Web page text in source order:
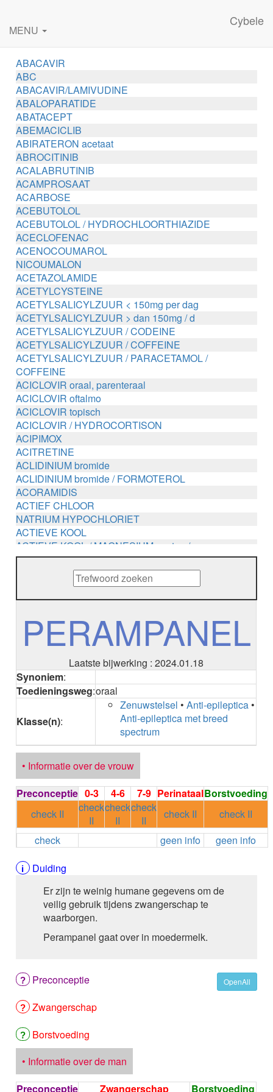
Cybele
MENU
ABACAVIR
ABC
ABACAVIR/LAMIVUDINE
ABALOPARATIDE
ABATACEPT
ABEMACICLIB
ABIRATERON acetaat
ABROCITINIB
ACALABRUTINIB
ACAMPROSAAT
ACARBOSE
ACEBUTOLOL
ACEBUTOLOL / HYDROCHLOORTHIAZIDE
ACECLOFENAC
ACENOCOUMAROL
NICOUMALON
ACETAZOLAMIDE
ACETYLCYSTEINE
ACETYLSALICYLZUUR < 150mg per dag
ACETYLSALICYLZUUR > dan 150mg / d
ACETYLSALICYLZUUR / CODEINE
ACETYLSALICYLZUUR / COFFEINE
ACETYLSALICYLZUUR / PARACETAMOL /
COFFEINE
ACICLOVIR oraal, parenteraal
ACICLOVIR oftalmo
ACICLOVIR topisch
ACICLOVIR / HYDROCORTISON
ACIPIMOX
ACITRETINE
ACLIDINIUM bromide
ACLIDINIUM bromide / FORMOTEROL
ACORAMIDIS
ACTIEF CHLOOR
NATRIUM HYPOCHLORIET
ACTIEVE KOOL
ACTIEVE KOOL / MAGNESIUM zouten /
METHENAMINE
ADALIMUMAB
ADAPALEEN
ADAPALEEN / BENZOYLPEROXIDE
ADENOSINE
AESCINE
AFLIBERCEPT intravitreaal
AFLIBERCEPT parenteraal
AGALSIDASE bèta
ALBIGLUTIDE
ALBUTREPENONACOG ALFA
Stollingsfactor IX; Factor IX
ALCOHOL
ETHANOL
ALECTINIB
ALEMTUZUMAB
ALENDRONAAT
ALENDRONAAT / VITAMINE D3 / CACO3
ALFENTANYL HCl
ALFUZOSINE
ALGELDRAAT
ALGELDRAAT / MAGNESIUM HYDROXYDE
CARBONAAT
ALGINEZUUR
ALGLUCOSIDASE alfa
ALIROCUMAB
ALITRETINOINE
ALIZAPRIDE
ALLOPURINOL
ALMOTRIPTAN
ALOGLIPTINE benzoaat
PERAMPANEL
Laatste bijwerking : 2024.01.18
Synoniem:
Toedieningsweg:oraal
Klasse(n):
Zenuwstelsel •Anti-epileptica •
Anti-epileptica met breed
spectrum
• Informatie over de vrouw
Preconceptie 0-3 4-6 7-9 PerinataalBorstvoeding
check II
check
II
check
II
check
II
check II
check II
check
geen info
geen info
Duiding
Er zijn te weinig humane gegevens om de
veilig gebruik tijdens zwangerschap te
waarborgen.
Perampanel gaat over in moedermelk.
OpenAll
Preconceptie
Zwangerschap
Borstvoeding
• Informatie over de man
Preconceptie
Zwangerschap
Borstvoeding